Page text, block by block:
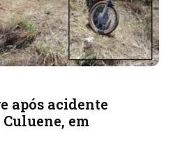
após acidente
em